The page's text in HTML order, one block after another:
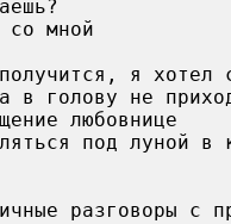
со мной
я хотел
в голову не
любовнице
под луной в
разговоры с